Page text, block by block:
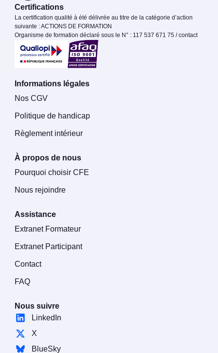
Certifications
La certification qualité à été délivrée au titre de la catégorie d’action
suivante : ACTIONS DE FORMATION
Organisme de formation déclaré sous le N° : 117 537 671 75 / contact
Informations légales
Nos CGV
Politique de handicap
Règlement intérieur
À propos de nous
Pourquoi choisir CFE
Nous rejoindre
Assistance
Extranet Formateur
Extranet Participant
Contact
FAQ
Nous suivre
LinkedIn
X
BlueSky